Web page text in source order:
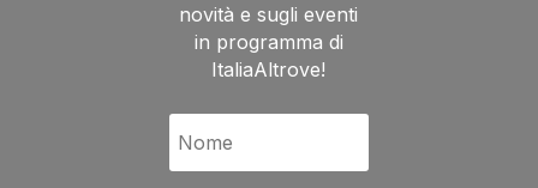
novità e sugli eventi
in programma di
ItaliaAltrove!